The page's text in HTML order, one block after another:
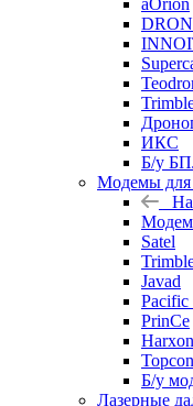
aOrion
ИКС
Б/у
Модемы для
Satel
Javad
Pacific
PrinCe
Harxon
Topcon
Б/у
Лазерные